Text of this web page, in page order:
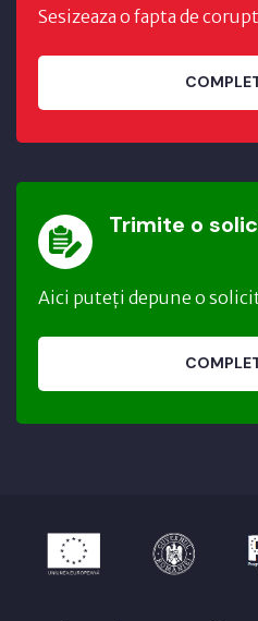
Sesizeaza o fapta de
Trimite o
Aici puteți depune o